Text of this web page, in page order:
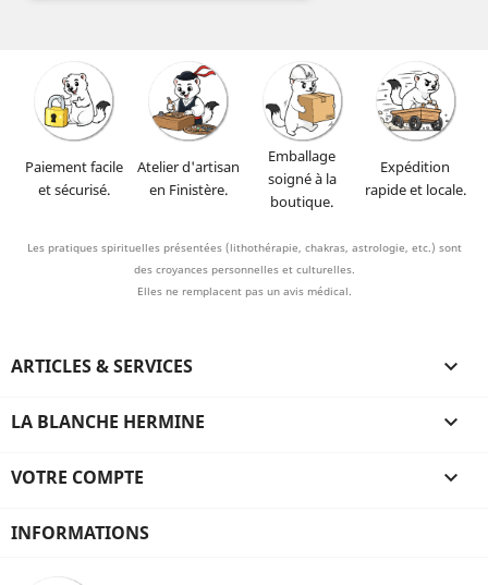
Paiement facile
et sécurisé.
Atelier d'artisan
en Finistère.
Emballage
soigné à la
boutique.
Expédition
rapide et locale.
Les pratiques spirituelles présentées (lithothérapie, chakras, astrologie, etc.) sont
des croyances personnelles et culturelles.
Elles ne remplacent pas un avis médical.
ARTICLES & SERVICES 
LA BLANCHE HERMINE 
VOTRE COMPTE 
INFORMATIONS